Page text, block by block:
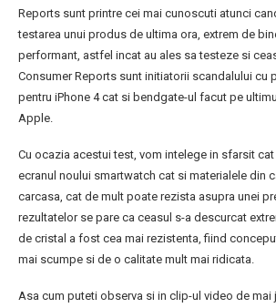
Reports sunt printre cei mai cunoscuti atunci
testarea unui produs de ultima ora, extrem de
performant, astfel incat au ales sa testeze si
Consumer Reports sunt initiatorii scandalului cu
pentru iPhone 4 cat si bendgate-ul facut pe
Apple.
Cu ocazia acestui test, vom intelege in sfarsit
ecranul noului smartwatch cat si materialele din
carcasa, cat de mult poate rezista asupra unei
rezultatelor se pare ca ceasul s-a descurcat
de cristal a fost cea mai rezistenta, fiind
mai scumpe si de o calitate mult mai ridicata.
Asa cum puteti observa si in clip-ul video de mai